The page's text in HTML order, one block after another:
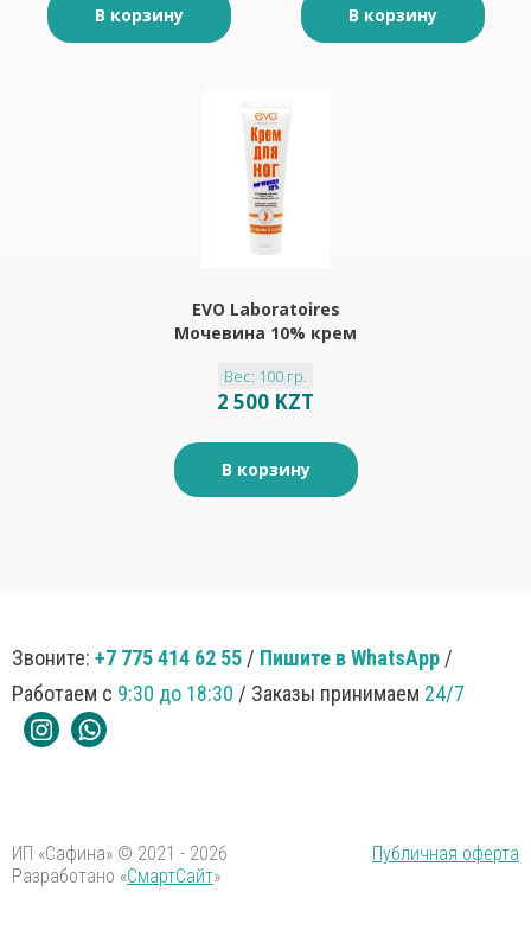
В корзину В корзину
EVO Laboratoires
Мочевина 10% крем
Вес: 100 гр.
2 500 KZT
В корзину
Звоните: +7 775 414 62 55 / Пишите в WhatsApp /
Работаем с 9:30 до 18:30 / Заказы принимаем 24/7
ИП «Сафина» © 2021 - 2026
Публичная оферта
Разработано «СмартСайт»